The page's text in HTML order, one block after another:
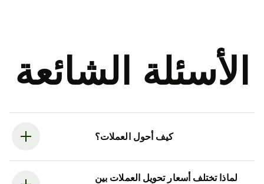
الأسئلة الشائعة
كيف أحول العملات؟
لماذا تختلف أسعار تحويل العملات بين